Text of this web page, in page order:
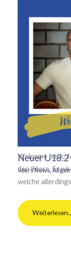
Neuer U18.2
96ers News,
Welcome back,
den 96ers. Er
welche